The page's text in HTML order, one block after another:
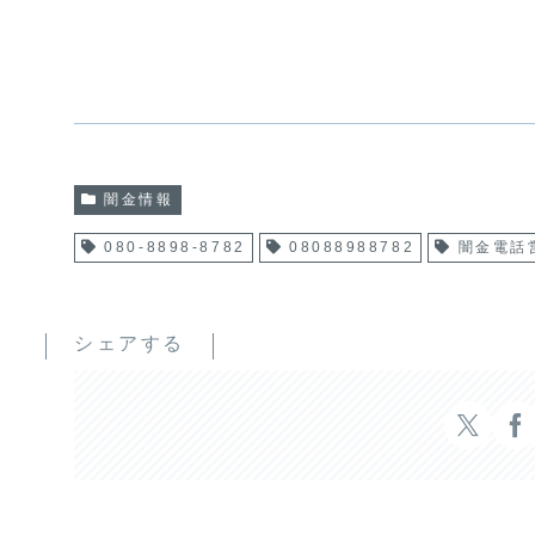
闇金情報
080-8898-8782 08088988782 闇金電話
シェアする